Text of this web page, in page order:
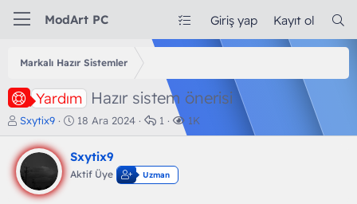
ModArt PC Giriş yap Kayıt ol
Markalı Hazır Sistemler
Yardım Hazır sistem önerisi
K
o
n
b
u
y
Sxytix9
B
a
l
a
18 Ara 2024
C
e
p
1
G
ö
1K
Sxytix9
Aktif Üye Uzman